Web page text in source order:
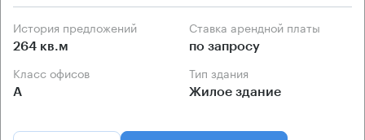
История предложений
264 кв.м
Ставка арендной платы
по запросу
Класс офисов
А
Тип здания
Жилое здание